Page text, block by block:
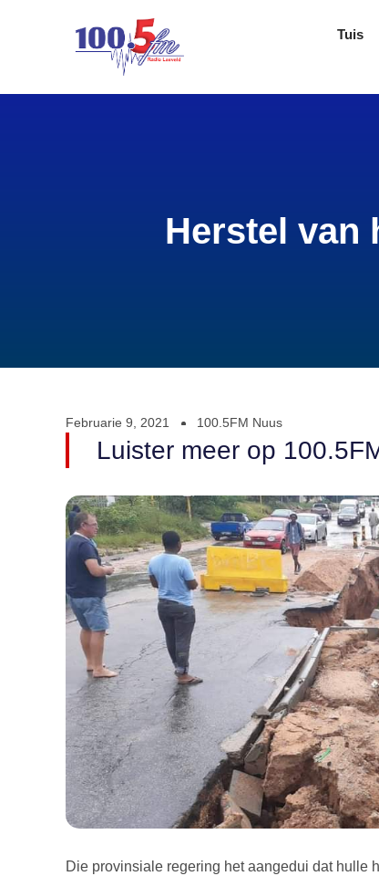
Tuis
Herstel van
Februarie 9, 2021 100.5FM Nuus
Luister meer op
Die provinsiale regering het aangedui dat hulle